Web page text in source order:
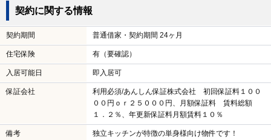
契約に関する情報
契約期間 普通借家・契約期間 24ヶ月
住宅保険 有（要確認）
入居可能日 即入居可
保証会社
利用必須/あんしん保証株式会社 初回保証料１００
００円ｏｒ２５０００円、月額保証料 賃料総額
１．２％、年更新保証料月額賃料１０％
備考
独立キッチンが特徴の単身様向け物件です！